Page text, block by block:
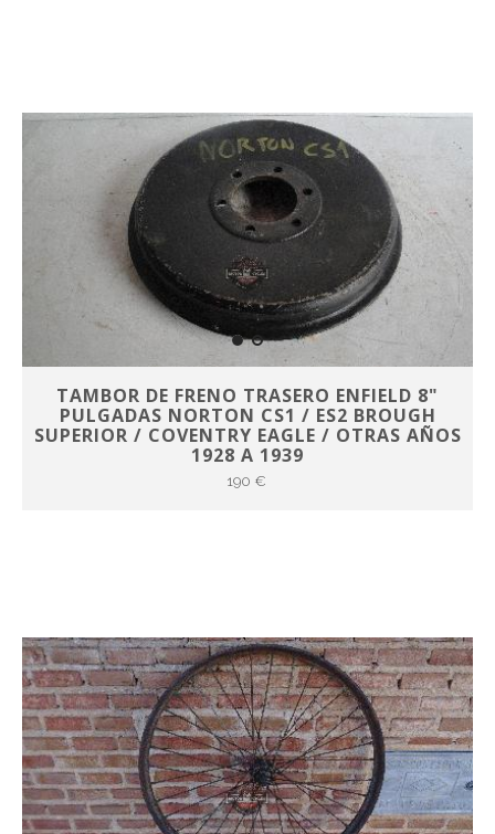
TAMBOR DE FRENO TRASERO ENFIELD 8"
PULGADAS NORTON CS1 / ES2 BROUGH
SUPERIOR / COVENTRY EAGLE / OTRAS AÑOS
1928 A 1939
190 €